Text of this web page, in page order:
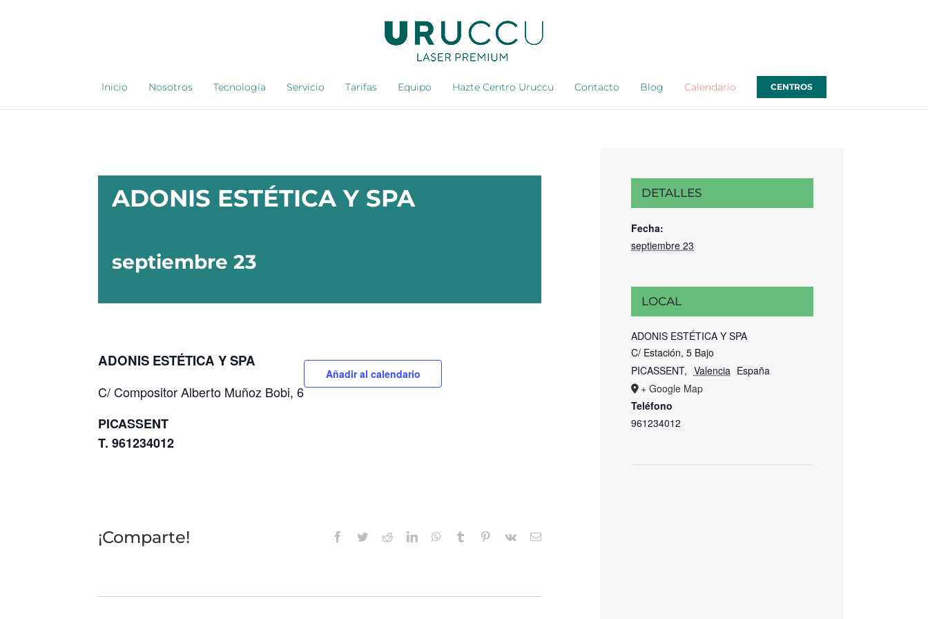
Inicio Nosotros Tecnología Servicio Tarifas Equipo Hazte Centro Uruccu Contacto Blog Calendario CENTROS
ADONIS ESTÉTICA Y SPA
septiembre 23
ADONIS ESTÉTICA Y SPA
C/ Compositor Alberto Muñoz Bobi, 6
PICASSENT
T. 961234012
Añadir al calendario
¡Comparte! Facebook
TwitterRedditLinkedInWhatsApp
Tumblr Pinterest
Vk
Correo
DETALLES
Fecha:
septiembre 23
LOCAL
ADONIS ESTÉTICA Y SPA
C/ Estación, 5 Bajo
PICASSENT, Valencia España
+ Google Map
Teléfono
961234012